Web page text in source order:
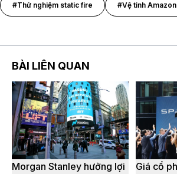
#Thử nghiệm static fire #Vệ tinh Amazon
BÀI LIÊN QUAN
Morgan Stanley hưởng lợi
Giá cổ